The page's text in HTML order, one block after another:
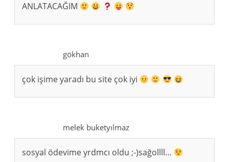
ANLATACAĞIM
gökhan
çok işime yaradı bu site çok iyi
melek buketyılmaz
sosyal ödevime yrdmcı oldu ;-)sağollll…